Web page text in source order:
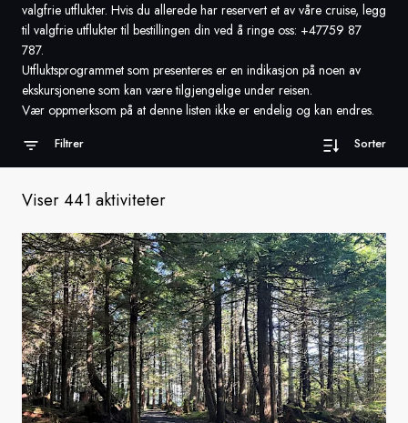
Norge
Tyskland
Sveits
Frankrike
Danmark
Norge
valgfrie utflukter. Hvis du allerede har reservert et av våre cruise, legg
til valgfrie utflukter til bestillingen din ved å ringe oss: +47759 87
787.
Utfluktsprogrammet som presenteres er en indikasjon på noen av
ekskursjonene som kan være tilgjengelige under reisen.
Vær oppmerksom på at denne listen ikke er endelig og kan endres.
Filtrer Sorter
Viser 441 aktiviteter